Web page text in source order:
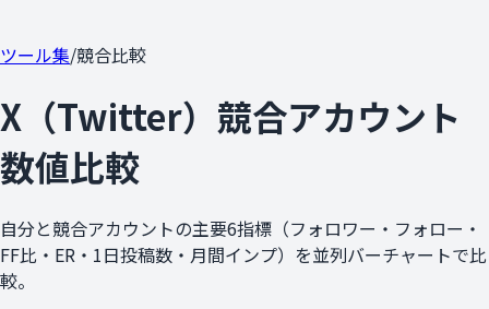
ツール集/競合比較
X（Twitter）競合アカウント
数値比較
自分と競合アカウントの主要6指標（フォロワー・フォロー・
FF比・ER・1日投稿数・月間インプ）を並列バーチャートで比
較。